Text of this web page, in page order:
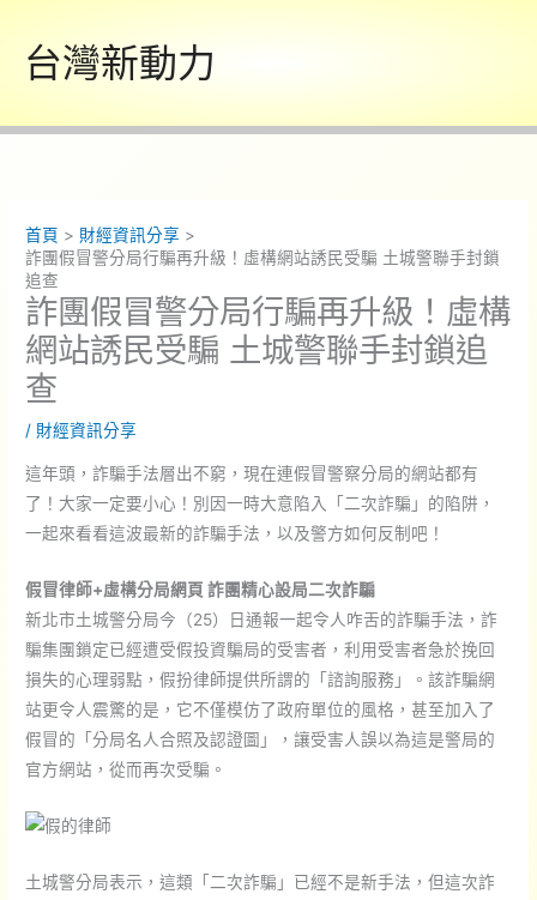
內
台灣新動力
首頁
財經資訊分享
詐團假冒警分局行騙再升級！虛構網站誘民受騙 土城警聯手封鎖
追查
詐團假冒警分局行騙再升級！虛構
網站誘民受騙 土城警聯手封鎖追
查
/ 財經資訊分享
這年頭，詐騙手法層出不窮，現在連假冒警察分局的網站都有
了！大家一定要小心！別因一時大意陷入「二次詐騙」的陷阱，
一起來看看這波最新的詐騙手法，以及警方如何反制吧！
假冒律師+虛構分局網頁 詐團精心設局二次詐騙
新北市土城警分局今（25）日通報一起令人咋舌的詐騙手法，詐
騙集團鎖定已經遭受假投資騙局的受害者，利用受害者急於挽回
損失的心理弱點，假扮律師提供所謂的「諮詢服務」。該詐騙網
站更令人震驚的是，它不僅模仿了政府單位的風格，甚至加入了
假冒的「分局名人合照及認證圖」，讓受害人誤以為這是警局的
官方網站，從而再次受騙。
土城警分局表示，這類「二次詐騙」已經不是新手法，但這次詐